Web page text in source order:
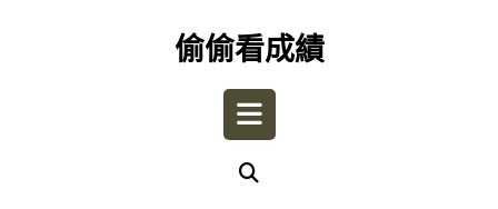
偷偷看成績
Open